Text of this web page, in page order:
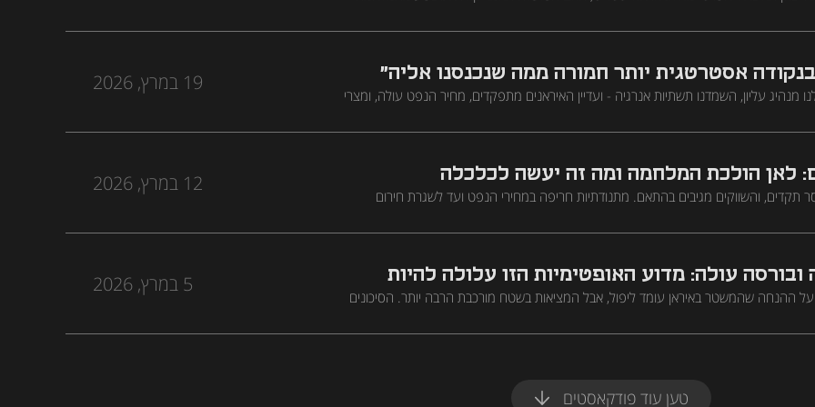
אסטרטגית יותר חמורה ממה שנכנסנו אליה"
מנהיג עליון, השמדנו תשתיות אנרגיה - ועדיין האיראנים מתפקדים, מחיר הנפט עולה, ומצרי
19 במרץ, 2026
לאן הולכת המלחמה ומה זה יעשה לכלכלה
תקדים, והשווקים מגיבים בהתאם. מתנודתיות חריפה במחירי הנפט ועד לשגרת חירום
12 במרץ, 2026
עולה: מדוע האופטימיות הזו עלולה להיות
על ההנחה שהמשטר באיראן עומד ליפול, אבל המציאות בשטח מורכבת הרבה יותר. הסיכונים
5 במרץ, 2026
טען עוד פודקאסטים